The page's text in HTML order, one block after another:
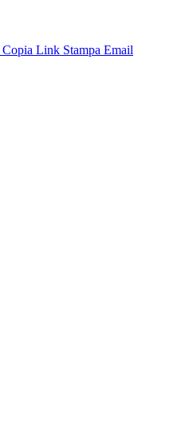
Copia Link Stampa Email